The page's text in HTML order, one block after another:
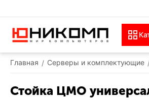
Главная / Серверы и комплектующие
Стойка ЦМО